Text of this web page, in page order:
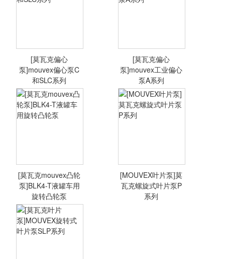
[莫瓦克偏心
<查看详情>
[莫瓦克偏心
泵]mouvex偏心泵C
和SLC系列
[莫瓦克偏心
<查看详情>
[莫瓦克偏心
泵]mouvex工业偏心
泵A系列
[莫瓦克mouvex凸
[莫瓦克mouvex凸轮
泵]BLK4-T液罐车用
旋转凸轮泵
[MOUVEX叶片泵]莫
瓦克螺旋式叶片泵P
系列